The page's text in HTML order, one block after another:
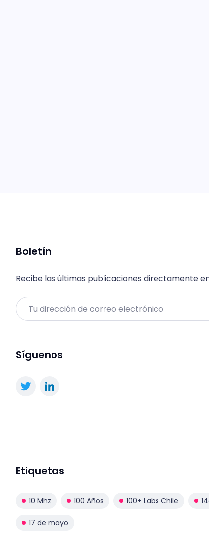
Boletín
Recibe las últimas publicaciones directamente
Email
Síguenos
Etiquetas
10 Mhz 100 Años 100+ Labs Chile
17 de mayo